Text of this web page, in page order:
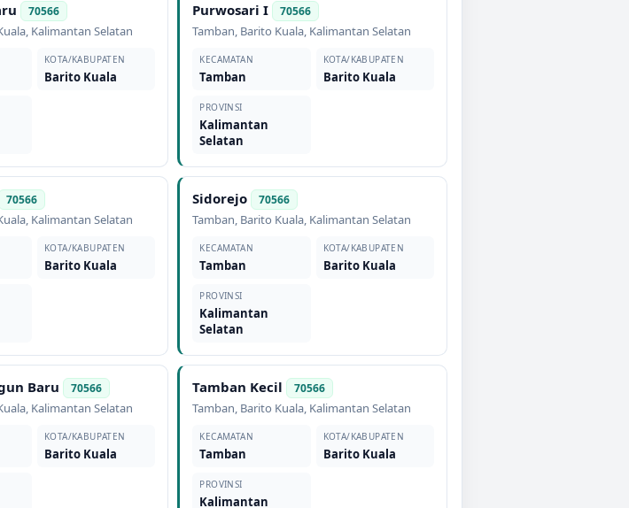
70566
, Kalimantan Selatan
KOTA/KABUPATEN
Barito Kuala
Purwosari I 70566
Tamban, Barito Kuala, Kalimantan Selatan
KECAMATAN
Tamban
KOTA/KABUPATEN
Barito Kuala
PROVINSI
Kalimantan
Selatan
70566
, Kalimantan Selatan
KOTA/KABUPATEN
Barito Kuala
Sidorejo 70566
Tamban, Barito Kuala, Kalimantan Selatan
KECAMATAN
Tamban
KOTA/KABUPATEN
Barito Kuala
PROVINSI
Kalimantan
Selatan
Baru 70566
, Kalimantan Selatan
KOTA/KABUPATEN
Barito Kuala
Tamban Kecil 70566
Tamban, Barito Kuala, Kalimantan Selatan
KECAMATAN
Tamban
KOTA/KABUPATEN
Barito Kuala
PROVINSI
Kalimantan